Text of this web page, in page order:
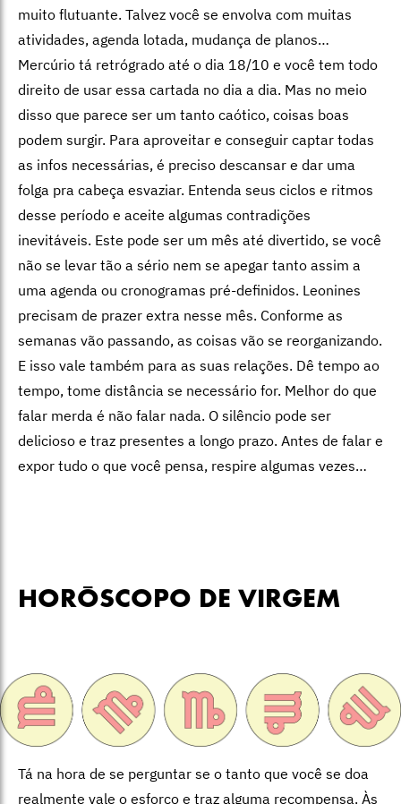
muito flutuante. Talvez você se envolva com muitas
atividades, agenda lotada, mudança de planos…
Mercúrio tá retrógrado até o dia 18/10 e você tem todo
direito de usar essa cartada no dia a dia. Mas no meio
disso que parece ser um tanto caótico, coisas boas
podem surgir. Para aproveitar e conseguir captar todas
as infos necessárias, é preciso descansar e dar uma
folga pra cabeça esvaziar. Entenda seus ciclos e ritmos
desse período e aceite algumas contradições
inevitáveis. Este pode ser um mês até divertido, se você
não se levar tão a sério nem se apegar tanto assim a
uma agenda ou cronogramas pré-definidos. Leonines
precisam de prazer extra nesse mês. Conforme as
semanas vão passando, as coisas vão se reorganizando.
E isso vale também para as suas relações. Dê tempo ao
tempo, tome distância se necessário for. Melhor do que
falar merda é não falar nada. O silêncio pode ser
delicioso e traz presentes a longo prazo. Antes de falar e
expor tudo o que você pensa, respire algumas vezes…
HORÓSCOPO DE VIRGEM
Tá na hora de se perguntar se o tanto que você se doa
realmente vale o esforço e traz alguma recompensa. Às